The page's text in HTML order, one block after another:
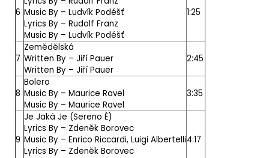
6 Music By – Ludvík Podéšť
Lyrics By – Rudolf Franz
Music By – Ludvík Podéšť
1:25
7
Zemědělská
Written By – Jiří Pauer
Written By – Jiří Pauer
2:45
8
Bolero
Music By – Maurice Ravel
Music By – Maurice Ravel
3:35
9
Je Jaká Je (Sereno È)
Lyrics By – Zdeněk Borovec
Music By – Enrico Riccardi, Luigi Albertelli
Lyrics By – Zdeněk Borovec
4:17